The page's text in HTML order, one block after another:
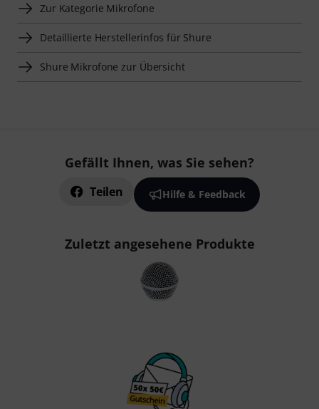
Zur Kategorie Mikrofone
Detaillierte Herstellerinfos für Shure
Shure Mikrofone zur Übersicht
Gefällt Ihnen, was Sie sehen?
Teilen Hilfe & Feedback
Zuletzt angesehene Produkte